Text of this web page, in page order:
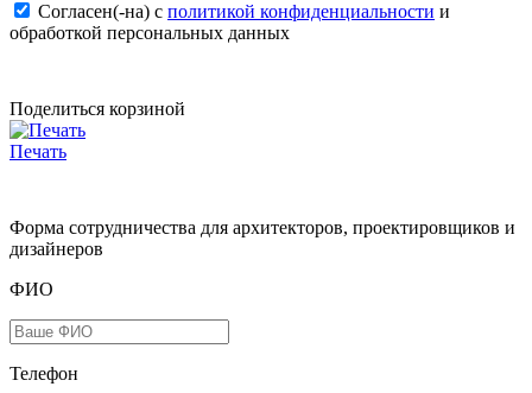
Согласен(-на) c политикой конфиденциальности и
обработкой персональных данных
Поделиться корзиной
Печать
Форма сотрудничества для архитекторов, проектировщиков и
дизайнеров
ФИО
Телефон